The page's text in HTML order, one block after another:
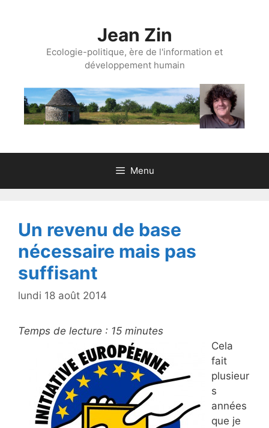
Jean Zin
Ecologie-politique, ère de l'information et
développement humain
Menu
Un revenu de base
nécessaire mais pas
suffisant
lundi 18 août 2014
Temps de lecture : 15 minutes
Cela
fait
plusieur
s
années
que je